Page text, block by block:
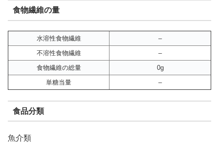
食物繊維の量
水溶性食物繊維
–
不溶性食物繊維
–
食物繊維の総量
0g
単糖当量
–
食品分類
魚介類